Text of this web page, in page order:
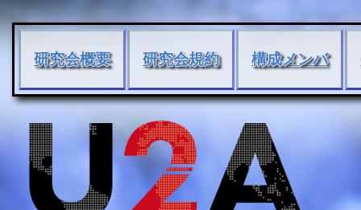
研究会概要 研究会規約 構成メンバ